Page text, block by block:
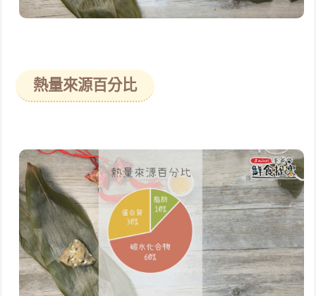
熱量來源百分比